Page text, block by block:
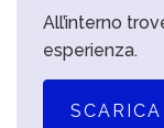
All’interno
esperienza.